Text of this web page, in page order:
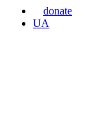
donate
Перемкнути
UA